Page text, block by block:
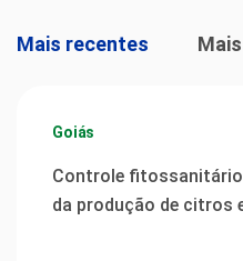
Mais recentes
Goiás
Controle
da produção de citros